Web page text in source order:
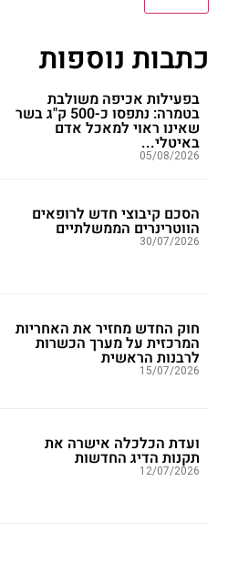
כתבות נוספות
בפעילות אכיפה משולבת
בטמרה: נתפסו כ-500 ק"ג בשר
שאינו ראוי למאכל אדם
באיטלי...
05/08/2026
הסכם קיבוצי חדש לרופאים
הווטרינרים הממשלתיים
30/07/2026
חוק החדש מחזיר את האחריות
המרכזית על מערך הכשרות
לרבנות הראשית
15/07/2026
ועדת הכלכלה אישרה את
תקנות הדיג החדשות
12/07/2026